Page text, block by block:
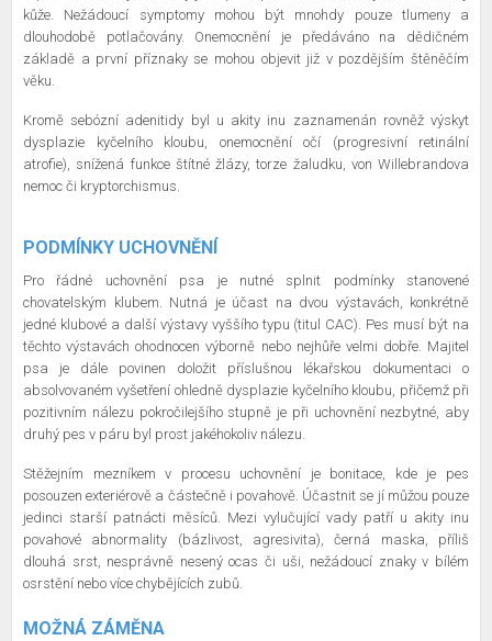
kůže. Nežádoucí symptomy mohou být mnohdy pouze tlumeny a
dlouhodobě potlačovány. Onemocnění je předáváno na dědičném
základě a první příznaky se mohou objevit již v pozdějším štěněčím
věku.
Kromě sebózní adenitidy byl u akity inu zaznamenán rovněž výskyt
dysplazie kyčelního kloubu, onemocnění očí (progresivní retinální
atrofie), snížená funkce štítné žlázy, torze žaludku, von Willebrandova
nemoc či kryptorchismus.
PODMÍNKY UCHOVNĚNÍ
Pro řádné uchovnění psa je nutné splnit podmínky stanovené
chovatelským klubem. Nutná je účast na dvou výstavách, konkrétně
jedné klubové a další výstavy vyššího typu (titul CAC). Pes musí být na
těchto výstavách ohodnocen výborně nebo nejhůře velmi dobře. Majitel
psa je dále povinen doložit příslušnou lékařskou dokumentaci o
absolvovaném vyšetření ohledně dysplazie kyčelního kloubu, přičemž při
pozitivním nálezu pokročilejšího stupně je při uchovnění nezbytné, aby
druhý pes v páru byl prost jakéhokoliv nálezu.
Stěžejním mezníkem v procesu uchovnění je bonitace, kde je pes
posouzen exteriérově a částečně i povahově. Účastnit se jí můžou pouze
jedinci starší patnácti měsíců. Mezi vylučující vady patří u akity inu
povahové abnormality (bázlivost, agresivita), černá maska, příliš
dlouhá srst, nesprávně nesený ocas či uši, nežádoucí znaky v bílém
osrstění nebo více chybějících zubů.
MOŽNÁ ZÁMĚNA